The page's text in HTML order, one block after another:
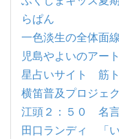
らぱん
一色淡生の全体面
児島やよいのアー
星占いサイト 筋
横笛普及プロジェ
江頭２：５０ 名
田口ランディ 「